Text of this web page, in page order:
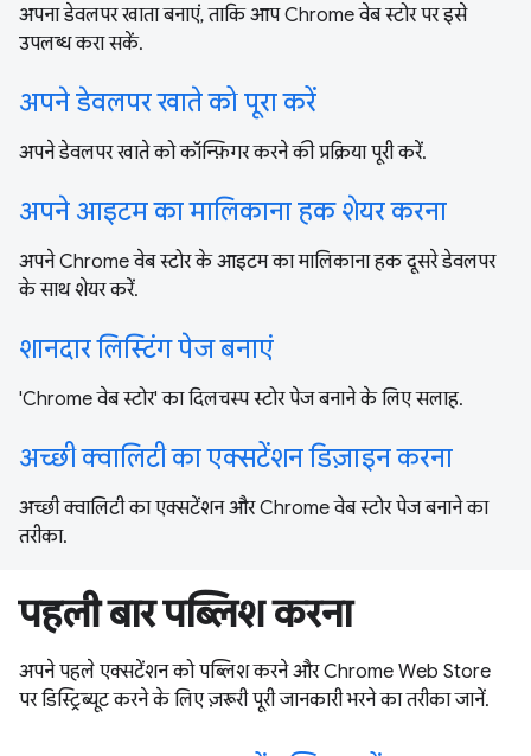
अपना डेवलपर खाता बनाएं, ताकि आप Chrome वेब स्टोर पर इसे
उपलब्ध करा सकें.
अपने डेवलपर खाते को पूरा करें
अपने डेवलपर खाते को कॉन्फ़िगर करने की प्रक्रिया पूरी करें.
अपने आइटम का मालिकाना हक शेयर करना
अपने Chrome वेब स्टोर के आइटम का मालिकाना हक दूसरे डेवलपर
के साथ शेयर करें.
शानदार लिस्टिंग पेज बनाएं
'Chrome वेब स्टोर' का दिलचस्प स्टोर पेज बनाने के लिए सलाह.
अच्छी क्वालिटी का एक्सटेंशन डिज़ाइन करना
अच्छी क्वालिटी का एक्सटेंशन और Chrome वेब स्टोर पेज बनाने का
तरीका.
पहली बार पब्लिश करना
अपने पहले एक्सटेंशन को पब्लिश करने और Chrome Web Store
पर डिस्ट्रिब्यूट करने के लिए ज़रूरी पूरी जानकारी भरने का तरीका जानें.